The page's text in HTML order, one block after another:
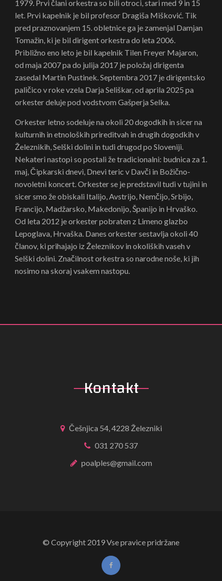
1979. Prvi člani orkestra so bili otroci, stari med 9 in 15
let. Prvi kapelnik je bil profesor Dragiša Mišković. Tik
pred praznovanjem 15. obletnice ga je zamenjal Damjan
Tomažin, ki je bil dirigent orkestra do leta 2006.
Približno eno leto je bil kapelnik Tilen Freyer Majaron,
od maja 2007 pa do julija 2017 je položaj dirigenta
zasedal Martin Pustinek. Septembra 2017 je dirigentsko
paličico v roke vzela Darja Seliškar, od aprila 2025 pa
orkester deluje pod vodstvom Gašperja Selka.
Orkester letno sodeluje na okoli 20 dogodkih in sicer na
kulturnih in etnoloških prireditvah in drugih dogodkih v
Železnikih, Selški dolini in tudi drugod po Sloveniji.
Nekateri nastopi so postali že tradicionalni: budnica za 1.
maj, Čipkarski dnevi, Dnevi teric v Davči in Božično-
novoletni koncert. Orkester se je predstavil tudi v tujini in
sicer smo že obiskali Italijo, Avstrijo, Nemčijo, Srbijo,
Francijo, Madžarsko, Makedonijo, Španijo in Hrvaško.
Od leta 2012 je orkester pobraten z Limeno glazbo
Lepoglava, Hrvaška. Danes orkester sestavlja okoli 40
članov, ki prihajajo iz Železnikov in okoliških vaseh v
Selški dolini. Značilnost orkestra so narodne noše, ki jih
nosimo na skoraj vsakem nastopu.
Kontakt
Češnjica 54, 4228 Železniki
031 270 537
poalples@gmail.com
© Copyright 2019 Vse pravice pridržane